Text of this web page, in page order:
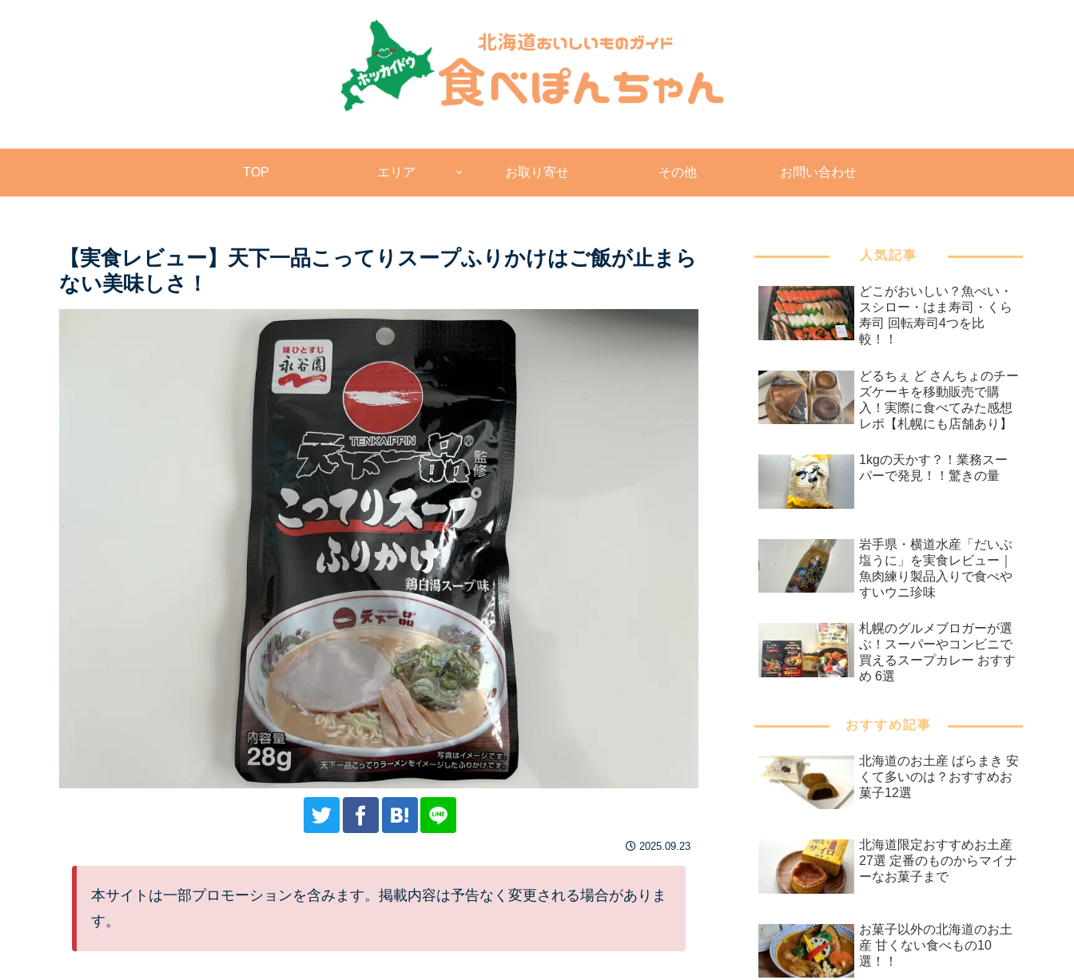
TOP エリア お取り寄せ その他 お問い合わせ
【実食レビュー】天下一品こってりスープふりかけはご飯が止まら
ない美味しさ！
2025.09.23
本サイトは一部プロモーションを含みます。掲載内容は予告なく変更される場合がありま
す。
人気記事
どこがおいしい？魚べい・
スシロー・はま寿司・くら
寿司 回転寿司4つを比
較！！
どるちぇ ど さんちょのチー
ズケーキを移動販売で購
入！実際に食べてみた感想
レポ【札幌にも店舗あり】
1kgの天かす？！業務スー
パーで発見！！驚きの量
岩手県・横道水産「だいぶ
塩うに」を実食レビュー｜
魚肉練り製品入りで食べや
すいウニ珍味
札幌のグルメブロガーが選
ぶ！スーパーやコンビニで
買えるスープカレー おすす
め 6選
おすすめ記事
北海道のお土産 ばらまき 安
くて多いのは？おすすめお
菓子12選
北海道限定おすすめお土産
27選 定番のものからマイナ
ーなお菓子まで
お菓子以外の北海道のお土
産 甘くない食べもの10
選！！